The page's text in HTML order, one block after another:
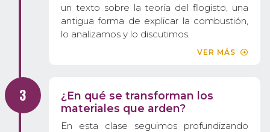
un texto sobre la teoría del flogisto, una
antigua forma de explicar la combustión,
lo analizamos y lo discutimos.
VER MÁS
¿En qué se transforman los
materiales que arden?
En esta clase seguimos profundizando